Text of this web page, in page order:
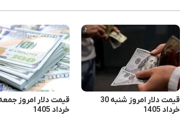
قیمت دلار امروز شنبه 30
خرداد 1405
خرداد 1405